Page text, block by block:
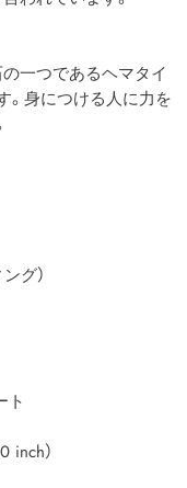
一つであるヘマタイ
。身につける人に力を
グ）
ト
inch）